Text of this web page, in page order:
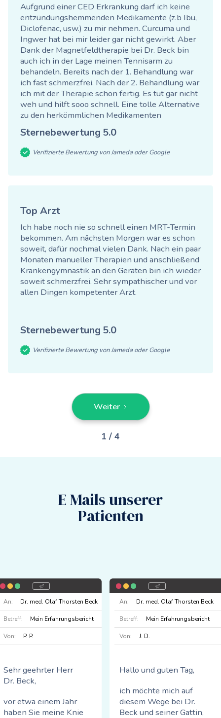
Aufgrund einer CED Erkrankung darf ich keine
entzündungshemmenden Medikamente (z.b Ibu,
Diclofenac, usw.) zu mir nehmen. Curcuma und
Ingwer hat bei mir leider gar nicht gewirkt. Aber
Dank der Magnetfeldtherapie bei Dr. Beck bin
auch ich in der Lage meinen Tennisarm zu
behandeln. Bereits nach der 1. Behandlung war
ich fast schmerzfrei. Nach der 2. Behandlung war
ich mit der Therapie schon fertig. Es tut gar nicht
weh und hilft sooo schnell. Eine tolle Alternative
zu den herkömmlichen Medikamenten
Sternebewertung 5.0
Verifizierte Bewertung von Jameda oder Google
Top Arzt
Ich habe noch nie so schnell einen MRT-Termin
bekommen. Am nächsten Morgen war es schon
soweit, dafür nochmal vielen Dank. Nach ein paar
Monaten manueller Therapien und anschließend
Krankengymnastik an den Geräten bin ich wieder
soweit schmerzfrei. Sehr sympathischer und vor
allen Dingen kompetenter Arzt.
Sternebewertung 5.0
Verifizierte Bewertung von Jameda oder Google
Weiter
1 / 4
E Mails unserer
Patienten
An: Dr. med. Olaf Thorsten Beck
Betreff: Mein Erfahrungsbericht
Von: P. P.
Sehr geehrter Herr
Dr. Beck,
vor etwa einem Jahr
haben Sie meine Knie
An: Dr. med. Olaf Thorsten Beck
Betreff: Mein Erfahrungsbericht
Von: J. D.
Hallo und guten Tag,
ich möchte mich auf
diesem Wege bei Dr.
Beck und seiner Gattin,